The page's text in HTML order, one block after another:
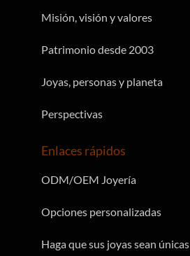
Enlaces rápidos
ODM/OEM Joyería
Opciones personalizadas
Haga que sus joyas sean únicas
Misión, visión y valores
Patrimonio desde 2003
Joyas, personas y planeta
Perspectivas